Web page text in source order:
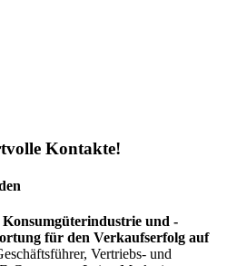
Kontakte!
und -
für den Verkaufserfolg auf
Vertriebs- und